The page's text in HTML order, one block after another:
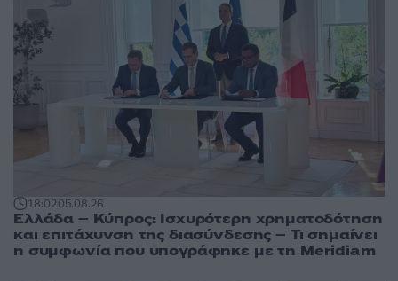
18:0205.08.26
Ελλάδα – Κύπρος: Ισχυρότερη χρηματοδότηση
και επιτάχυνση της διασύνδεσης – Τι σημαίνει
η συμφωνία που υπογράφηκε με τη Meridiam